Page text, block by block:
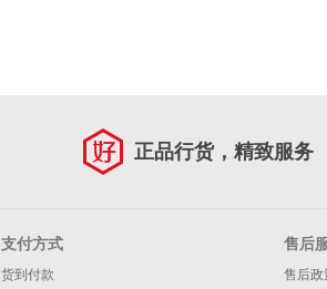
正品行货，精致服务
支付方式
货到付款
售后
售后政